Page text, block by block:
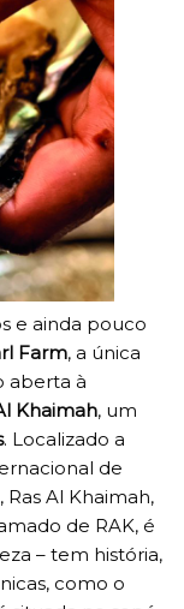
e ainda pouco
Farm, a única
aberta à
Khaimah, um
. Localizado a
de
Al Khaimah,
de RAK, é
– tem história,
como o